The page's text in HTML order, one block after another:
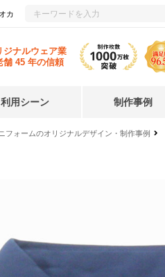
カ
ジナルウェア業
舗 45 年の信頼
用シーン 制作事例
フォームのオリジナルデザイン・制作事例